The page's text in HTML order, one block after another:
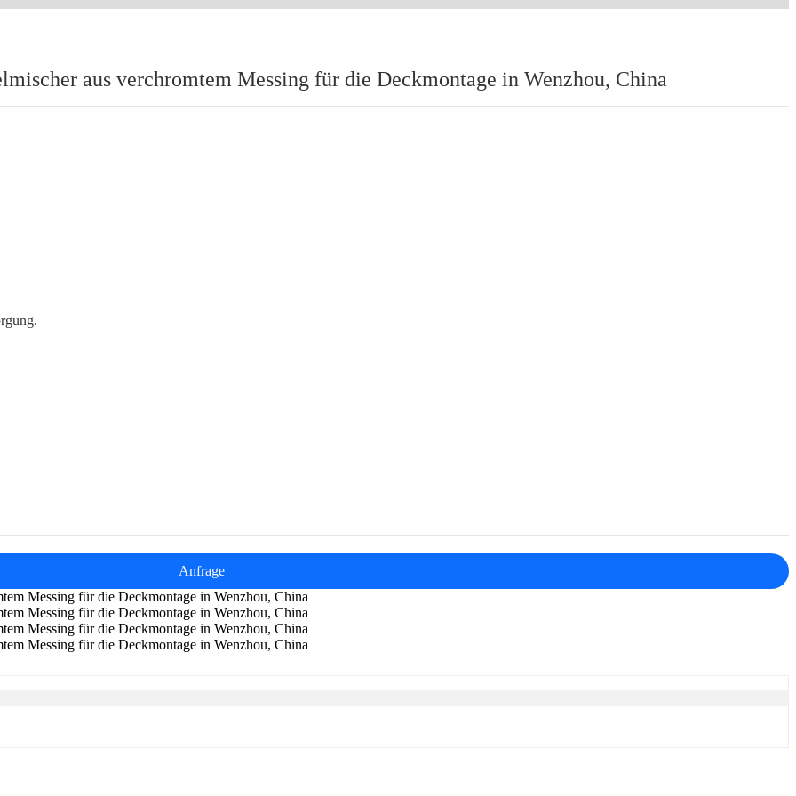
aus verchromtem Messing für die Deckmontage in Wenzhou, China
Anfrage